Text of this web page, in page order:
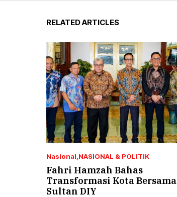
RELATED ARTICLES
Nasional NASIONAL & POLITIK
Fahri Hamzah Bahas
Transformasi Kota Bersama
Sultan DIY